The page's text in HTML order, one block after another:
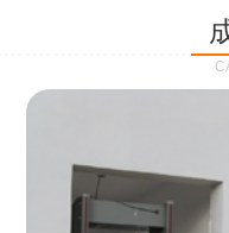
作站也能自
记录仪的贴
高，行政执
以随时调取
的展示给行
城管执法行
定位模块，
控中心，在
置，实时查
调配周边执
份证查验等
能广泛应用
海关执法、
监督、公路